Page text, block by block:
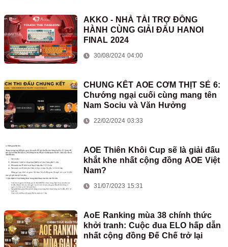
AKKO - NHÀ TÀI TRỢ ĐỒNG
HÀNH CÙNG GIẢI ĐẤU HANOI
FINAL 2024
30/08/2024 04:00
CHUNG KẾT AOE CƠM THỊT SẺ 6:
Chướng ngại cuối cùng mang tên
Nam Sociu và Văn Hưởng
22/02/2024 03:33
AOE Thiên Khôi Cup sẽ là giải đấu
khắt khe nhất cộng đồng AOE Việt
Nam?
31/07/2023 15:31
AoE Ranking mùa 38 chính thức
khởi tranh: Cuộc đua ELO hấp dẫn
nhất cộng đồng Đế Chế trở lại